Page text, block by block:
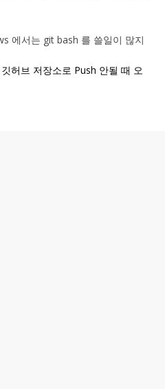
에서는 git bash 를 쓸일이 많지
허브 저장소로 Push 안될 때 오